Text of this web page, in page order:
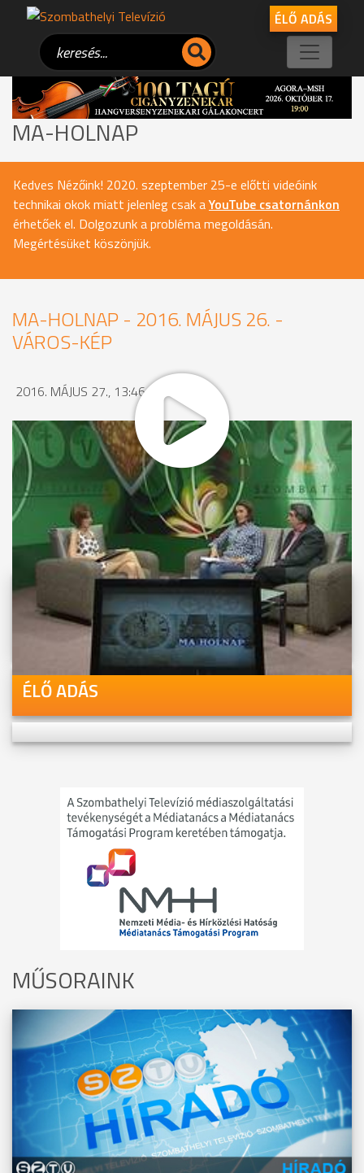
ÉLŐ ADÁS
MA-HOLNAP
Kedves Nézőink! 2020. szeptember 25-e előtti videóink
technikai okok miatt jelenleg csak aYouTube csatornánkon
érhetőek el. Dolgozunk a probléma megoldásán.
Megértésüket köszönjük.
MA-HOLNAP - 2016. MÁJUS 26. -
VÁROS-KÉP
2016. MÁJUS 27., 13:46
MEGOSZTÁS
Videóink megtekinthetőek
Youtube-csatornánkon is!
ÉLŐ ADÁS
MŰSORAINK